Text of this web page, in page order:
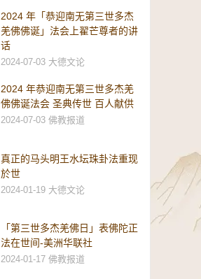
2024 年「恭迎南无第三世多杰
羌佛佛诞」法会上翟芒尊者的讲
话
2024-07-03 大德文论
2024 年恭迎南无第三世多杰羌
佛佛诞法会 圣典传世 百人献供
2024-07-03 佛教报道
真正的马头明王水坛珠卦法重现
於世
2024-01-19 大德文论
「第三世多杰羌佛日」表佛陀正
法在世间-美洲华联社
2024-01-17 佛教报道